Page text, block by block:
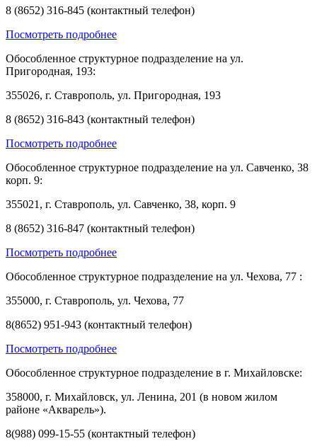
8 (8652) 316-845 (контактный телефон)
Посмотреть подробнее
Обособленное структурное подразделение на ул.
Пригородная, 193:
355026, г. Ставрополь, ул. Пригородная, 193
8 (8652) 316-843 (контактный телефон)
Посмотреть подробнее
Обособленное структурное подразделение на ул. Савченко, 38
корп. 9:
355021, г. Ставрополь, ул. Савченко, 38, корп. 9
8 (8652) 316-847 (контактный телефон)
Посмотреть подробнее
Обособленное структурное подразделение на ул. Чехова, 77 :
355000, г. Ставрополь, ул. Чехова, 77
8(8652) 951-943 (контактный телефон)
Посмотреть подробнее
Обособленное структурное подразделение в г. Михайловске:
358000, г. Михайловск, ул. Ленина, 201 (в новом жилом
районе «Акварель»).
8(988) 099-15-55 (контактный телефон)